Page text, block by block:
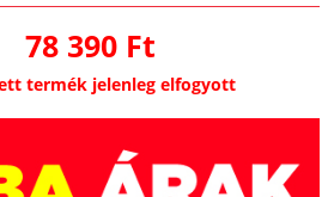
78 390 Ft
termék jelenleg elfogyott